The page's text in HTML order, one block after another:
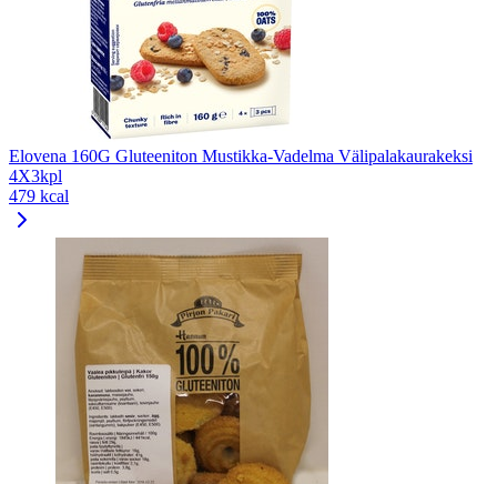
Elovena 160G Gluteeniton Mustikka-Vadelma Välipalakaurakeksi
4X3kpl
479 kcal